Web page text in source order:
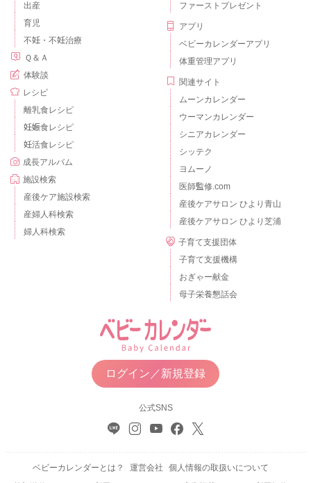
出産
育児
不妊・不妊治療
Ｑ＆Ａ
体験談
レシピ
離乳食レシピ
妊娠食レシピ
妊活食レシピ
成長アルバム
施設検索
産後ケア施設検索
産婦人科検索
婦人科検索
ファーストプレゼント
アプリ
ベビーカレンダーアプリ
体重管理アプリ
関連サイト
ムーンカレンダー
ウーマンカレンダー
シニアカレンダー
シッテク
ヨムーノ
医師監修.com
産後ケアサロン ひより青山
産後ケアサロン ひより芝浦
子育て支援団体
子育て支援機構
おぎゃー献金
母子栄養懇話会
ログイン／新規登録
公式SNS
ベビーカレンダーとは？ 運営会社
個人情報の取扱いについて